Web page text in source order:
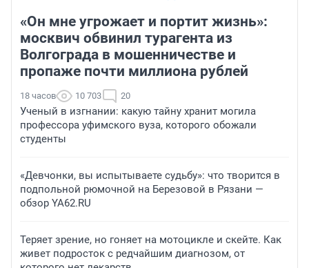
«Он мне угрожает и портит жизнь»:
москвич обвинил турагента из
Волгограда в мошенничестве и
пропаже почти миллиона рублей
18 часов 10 703 20
Ученый в изгнании: какую тайну хранит могила
профессора уфимского вуза, которого обожали
студенты
«Девчонки, вы испытываете судьбу»: что творится в
подпольной рюмочной на Березовой в Рязани —
обзор YA62.RU
Теряет зрение, но гоняет на мотоцикле и скейте. Как
живет подросток с редчайшим диагнозом, от